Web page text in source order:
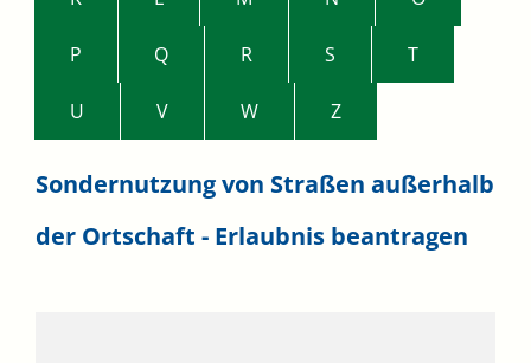
P Q R S T
U V W Z
Sondernutzung von Straßen außerhalb
der Ortschaft - Erlaubnis beantragen